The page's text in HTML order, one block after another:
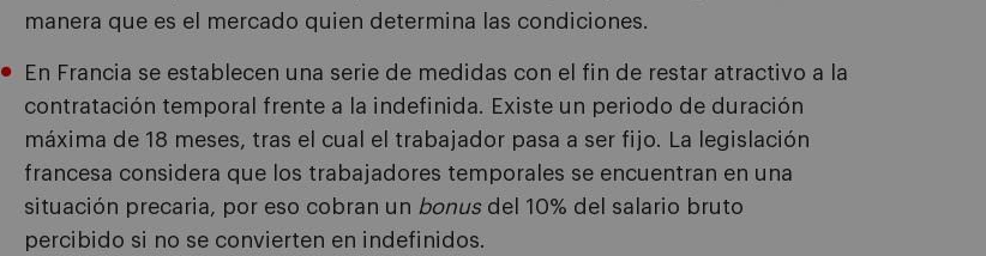
manera que es el mercado quien determina las condiciones.
En Francia se establecen una serie de medidas con el fin de restar atractivo a la
contratación temporal frente a la indefinida. Existe un periodo de duración
máxima de 18 meses, tras el cual el trabajador pasa a ser fijo. La legislación
francesa considera que los trabajadores temporales se encuentran en una
situación precaria, por eso cobran un bonus del 10% del salario bruto
percibido si no se convierten en indefinidos.